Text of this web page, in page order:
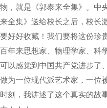
物，就是《郭泰来全集》。中
来全集》送给校长之后，校长
要好好收藏！我们要将这份珍
百年来思想家、物理学家、科
可以感觉到中国共产党进步了
做为一位现代派艺术家，一位
时刻，我讲述了这个真实的故